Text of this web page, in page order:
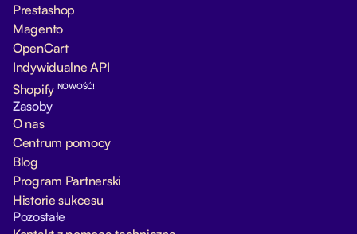
Prestashop
Magento
OpenCart
Indywidualne API
Shopify NOWOŚĆ!
Zasoby
O nas
Centrum pomocy
Blog
Program Partnerski
Historie sukcesu
Pozostałe